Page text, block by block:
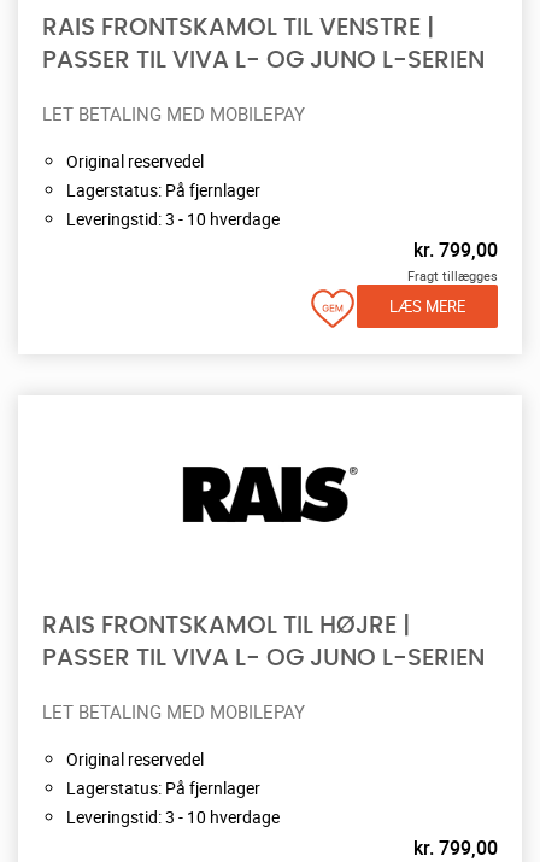
RAIS FRONTSKAMOL TIL VENSTRE |
PASSER TIL VIVA L- OG JUNO L-SERIEN
LET BETALING MED MOBILEPAY
Original reservedel
Lagerstatus: På fjernlager
Leveringstid: 3 - 10 hverdage
kr.799,00
Fragt tillægges
LÆS MERE
RAIS FRONTSKAMOL TIL HØJRE |
PASSER TIL VIVA L- OG JUNO L-SERIEN
LET BETALING MED MOBILEPAY
Original reservedel
Lagerstatus: På fjernlager
Leveringstid: 3 - 10 hverdage
kr.799,00